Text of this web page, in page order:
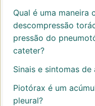
Qual é uma maneira
descompressão
pressão do
cateter?
Sinais e sintomas de
Piotórax é um
pleural?